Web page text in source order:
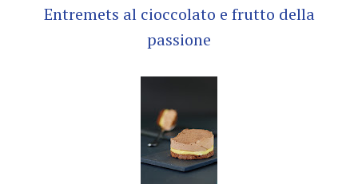
Entremets al cioccolato e frutto della
passione